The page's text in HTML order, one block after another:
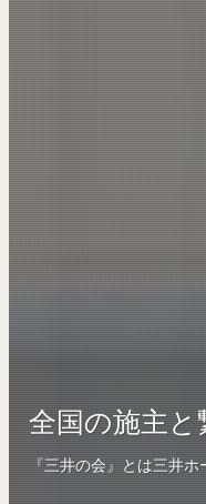
全国の施主と
『三井の会』とは三井ホ